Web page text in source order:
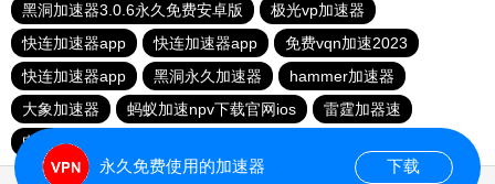
黑洞加速器3.0.6永久免费安卓版
极光vp加速器
快连加速器app
快连加速器app
免费vqn加速2023
快连加速器app
黑洞永久加速器
hammer加速器
大象加速器
蚂蚁加速npv下载官网ios
雷霆加器速
电报telegeram加速器
永久免费使用的加速器 下载